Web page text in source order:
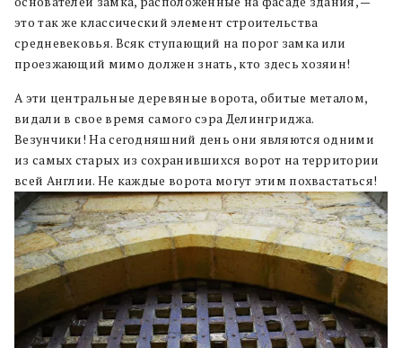
это так же классический элемент строительства
средневековья. Всяк ступающий на порог замка или
проезжающий мимо должен знать, кто здесь хозяин!
А эти центральные деревяные ворота, обитые металом,
видали в свое время самого сэра Делингриджа.
Везунчики! На сегодняшний день они являются одними
из самых старых из сохранившихся ворот на территории
всей Англии. Не каждые ворота могут этим похвастаться!